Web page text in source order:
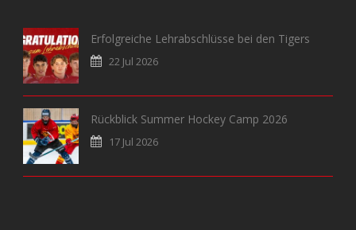
Erfolgreiche Lehrabschlüsse bei den Tigers
22 Jul 2026
Rückblick Summer Hockey Camp 2026
17 Jul 2026